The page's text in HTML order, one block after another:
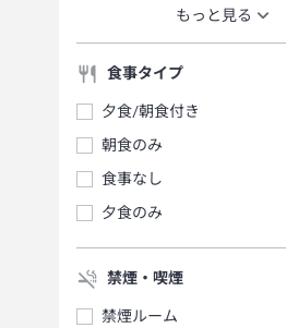
もっと見る
食事タイプ
夕食/朝食付き
朝食のみ
食事なし
夕食のみ
禁煙・喫煙
禁煙ルーム